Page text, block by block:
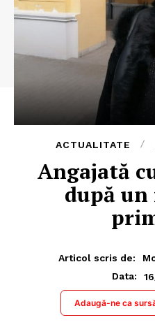
ACTUALITATE
Angajată
după un
Articol scris de:
Data:
Adaugă-ne ca